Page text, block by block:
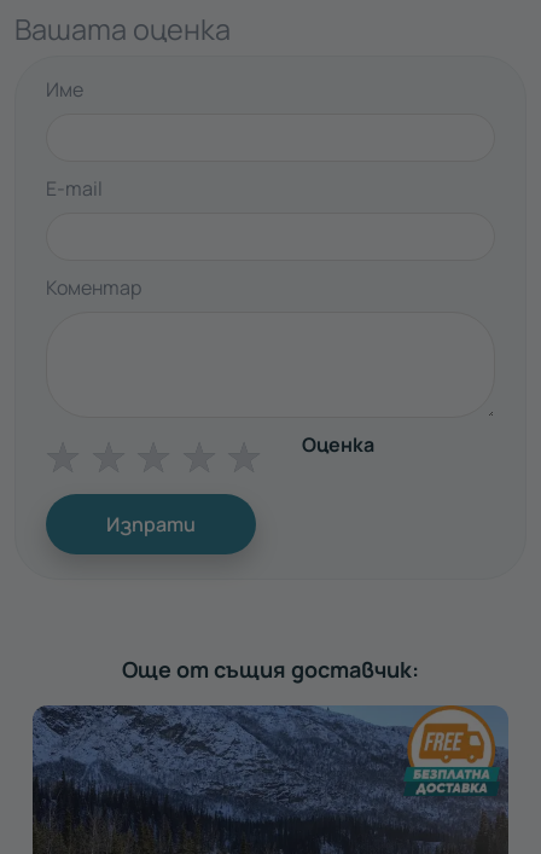
Вашата оценка
Име
E-mail
Коментар
Оценка
Изпрати
Още от същия доставчик: